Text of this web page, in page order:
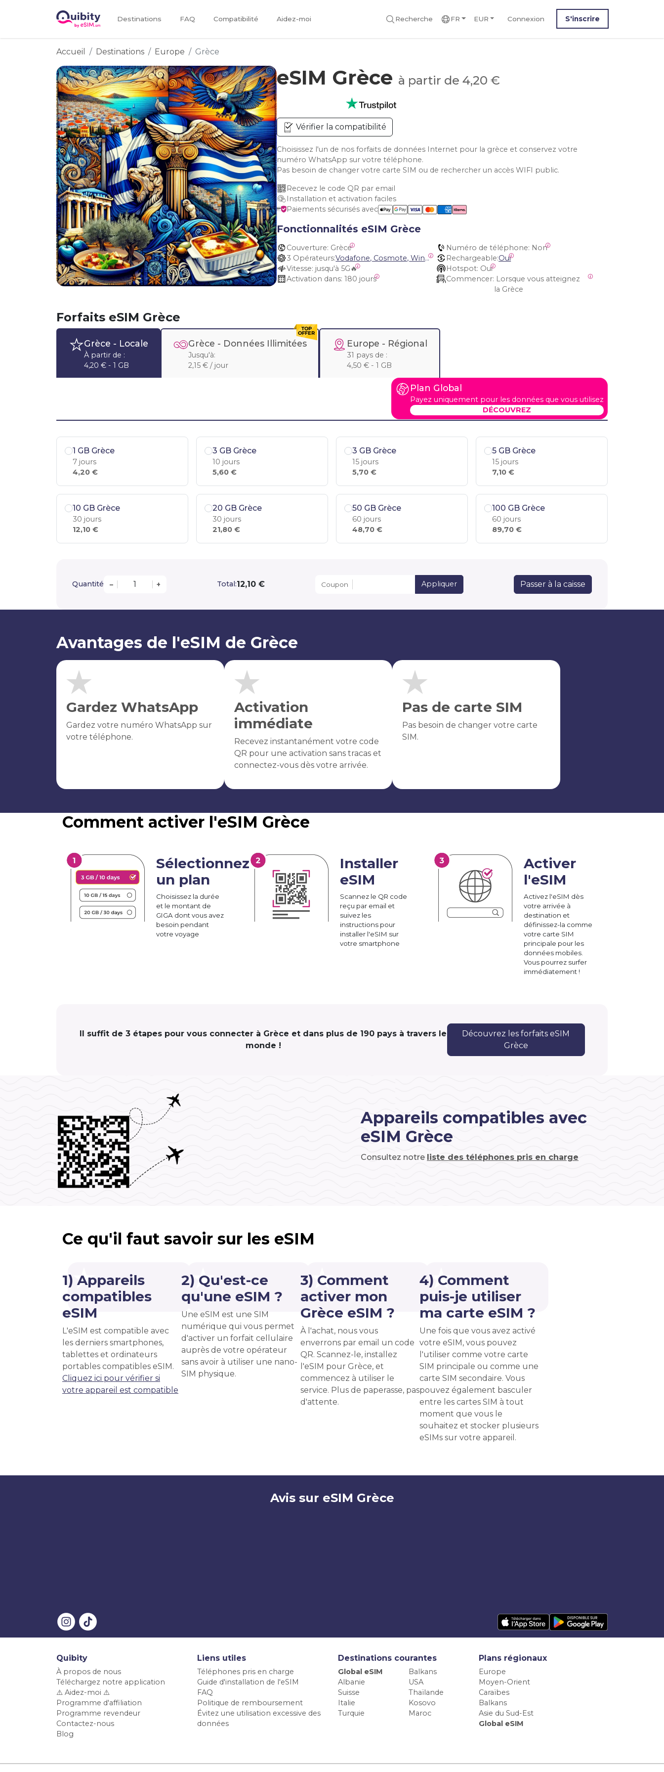
Destinations FAQ Compatibilité Aidez-moi Recherche FR EUR Connexion S'inscrire
Accueil Destinations Europe Grèce
eSIM Grèce à partir de 4,20 €
Vérifier la compatibilité
Choisissez l'un de nos forfaits de données Internet pour la grèce et conservez votre
numéro WhatsApp sur votre téléphone.
Pas besoin de changer votre carte SIM ou de rechercher un accès WIFI public.
Recevez le code QR par email
Installation et activation faciles
Paiements sécurisés avec
Fonctionnalités eSIM Grèce
Couverture: Grèce Numéro de téléphone: Non
3 Opérateurs:
Vodafone, Cosmote, Wind Greece (Nova) Rechargeable:Oui
Vitesse: jusqu'à 5G🔥 Hotspot: Oui
Activation dans: 180 jours Commencer:
la Grèce
Forfaits eSIM Grèce
Grèce - Locale
À partir de :
4,20 € - 1 GB
Grèce - Données Illimitées
Jusqu'à:
2,15 € / jour
Europe - Régional
31 pays de :
4,50 € - 1 GB
Plan Global
Payez uniquement pour les données que vous utilisez
DÉCOUVREZ
1 GB Grèce
7 jours
4,20 €
3 GB Grèce
10 jours
5,60 €
3 GB Grèce
15 jours
5,70 €
5 GB Grèce
15 jours
7,10 €
10 GB Grèce
30 jours
12,10 €
20 GB Grèce
30 jours
21,80 €
50 GB Grèce
60 jours
48,70 €
100 GB Grèce
60 jours
89,70 €
Quantité – + Total:12,10 € Coupon Appliquer Passer à la caisse
Avantages de l'eSIM de Grèce
Gardez WhatsApp
Gardez votre numéro WhatsApp sur
votre téléphone.
Activation
immédiate
Recevez instantanément votre code
QR pour une activation sans tracas et
connectez-vous dès votre arrivée.
Pas de carte SIM
Pas besoin de changer votre carte
SIM.
Comment activer l'eSIM Grèce
Sélectionnez
un plan
Choisissez la durée
et le montant de
GIGA dont vous avez
besoin pendant
votre voyage
Installer
eSIM
Scannez le QR code
reçu par email et
suivez les
instructions pour
installer l'eSIM sur
votre smartphone
Activer
l'eSIM
Activez l'eSIM dès
votre arrivée à
destination et
définissez-la comme
votre carte SIM
principale pour les
données mobiles.
Vous pourrez surfer
immédiatement !
Il suffit de 3 étapes pour vous connecter à Grèce et dans plus de 190 pays à travers le
monde !
Découvrez les forfaits eSIM
Grèce
Appareils compatibles avec
eSIM Grèce
Consultez notre liste des téléphones pris en charge
Ce qu'il faut savoir sur les eSIM
1) Appareils
compatibles
eSIM
L'eSIM est compatible avec
les derniers smartphones,
tablettes et ordinateurs
portables compatibles eSIM.
Cliquez ici pour vérifier si
votre appareil est compatible
2) Qu'est-ce
qu'une eSIM ?
Une eSIM est une SIM
numérique qui vous permet
d'activer un forfait cellulaire
auprès de votre opérateur
sans avoir à utiliser une nano-
SIM physique.
3) Comment
activer mon
Grèce eSIM ?
À l'achat, nous vous
enverrons par email un code
QR. Scannez-le, installez
l'eSIM pour Grèce, et
commencez à utiliser le
service. Plus de paperasse, pas
d'attente.
4) Comment
puis-je utiliser
ma carte eSIM ?
Une fois que vous avez activé
votre eSIM, vous pouvez
l'utiliser comme votre carte
SIM principale ou comme une
carte SIM secondaire. Vous
pouvez également basculer
entre les cartes SIM à tout
moment que vous le
souhaitez et stocker plusieurs
eSIMs sur votre appareil.
Avis sur eSIM Grèce
Quibity
À propos de nous
Téléchargez notre application
⚠️ Aidez-moi ⚠️
Programme d'affiliation
Programme revendeur
Contactez-nous
Blog
Liens utiles
Téléphones pris en charge
Guide d'installation de l'eSIM
FAQ
Politique de remboursement
Évitez une utilisation excessive des
données
Destinations courantes
Global eSIM
Balkans
Albanie
USA
Suisse
Thaïlande
Italie
Kosovo
Turquie
Maroc
Plans régionaux
Europe
Moyen-Orient
Caraïbes
Balkans
Asie du Sud-Est
Global eSIM